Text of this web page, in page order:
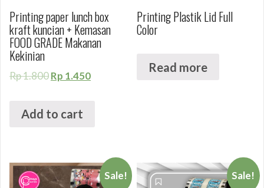
Printing paper lunch box
kraft kuncian + Kemasan
FOOD GRADE Makanan
Kekinian
Rp1.800Rp 1.450
Add to cart
Printing Plastik Lid Full
Color
Read more
Sale! Sale!